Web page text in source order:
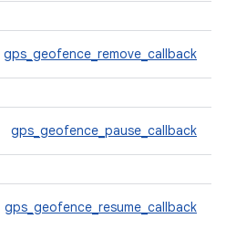
gps_geofence_remove_callback
gps_geofence_pause_callback
gps_geofence_resume_callback